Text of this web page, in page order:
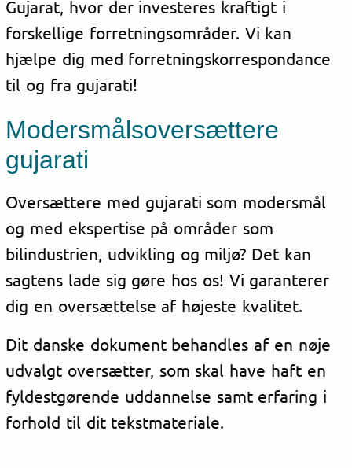
Gujarat, hvor der investeres kraftigt i
forskellige forretningsområder. Vi kan
hjælpe dig med forretningskorrespondance
til og fra gujarati!
Modersmålsoversættere
gujarati
Oversættere med gujarati som modersmål
og med ekspertise på områder som
bilindustrien, udvikling og miljø? Det kan
sagtens lade sig gøre hos os! Vi garanterer
dig en oversættelse af højeste kvalitet.
Dit danske dokument behandles af en nøje
udvalgt oversætter, som skal have haft en
fyldestgørende uddannelse samt erfaring i
forhold til dit tekstmateriale.